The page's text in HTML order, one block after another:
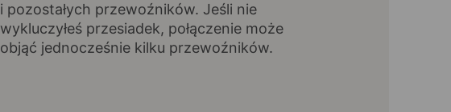
i pozostałych przewoźników. Jeśli nie
wykluczyłeś przesiadek, połączenie może
objąć jednocześnie kilku przewoźników.